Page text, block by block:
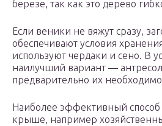
березе, так как это дерево
Если веники не вяжут сразу,
обеспечивают условия
используют чердаки и сено. В
наилучший вариант —
предварительно их
Наиболее эффективный
крыше, например